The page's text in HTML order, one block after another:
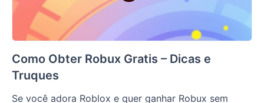
Como Obter Robux Gratis – Dicas e
Truques
Se você adora Roblox e quer ganhar Robux sem